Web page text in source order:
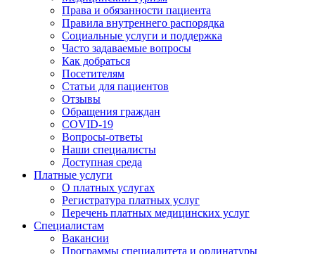
Права и обязанности пациента
Правила внутреннего распорядка
Социальные услуги и поддержка
Часто задаваемые вопросы
Как добраться
Посетителям
Статьи для пациентов
Отзывы
Обращения граждан
COVID-19
Вопросы-ответы
Наши специалисты
Доступная среда
Платные услуги
О платных услугах
Регистратура платных услуг
Перечень платных медицинских услуг
Специалистам
Вакансии
Программы специалитета и ординатуры